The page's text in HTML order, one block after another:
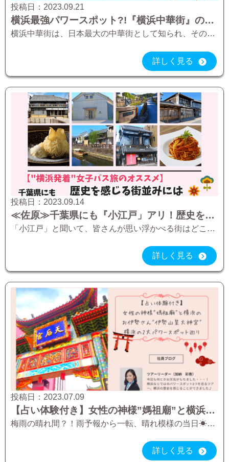
投稿日： 2023.09.21
横浜最強パワースポット?!『横浜中華街』の魅力【”横浜発着”女子バス旅のオススメ】
横浜中華街は、日本最大の中華街として知られ、その活気と歴史的な魅力で多くの人々を魅了しています。今日は横浜中華街内にあるパワースポットを詳しくご紹介。これらのスポットは、文化、歴史、美食に触れ、心身をリフレッシュし、新た […]
詳しく見る
投稿日： 2023.09.14
≪佐原≫千葉県にも『小江戸」アリ！歴史を感じる街並みには”レトロ可愛い”が盛りだくさん♪【”横浜発着”女子バス旅のオススメ】
「小江戸」と聞いて、皆さんが思い浮かべる街はどこでしょうか？多分、一番多い答えは「埼玉県・川越」、なのではないかと思います。 それもそのはず、川越は江戸時代から「江戸の文化が真っ先に伝わる反映した町」という意味あいで、「 […]
詳しく見る
投稿日： 2023.07.09
【占い体験付き】女性の神様”媽祖廟”と横浜のお伊勢さん”伊勢山皇大神宮”横浜の2大パワースポット巡り 2023.7.9 【ツアーレポート】
梅雨の晴れ間？！雨予報から一転、晴れ模様の当日☀。 ツアー中、一時雨がパラつくときもありましたが、おおむね雨には降られなかった！といってもいい？お天気となりました
詳しく見る